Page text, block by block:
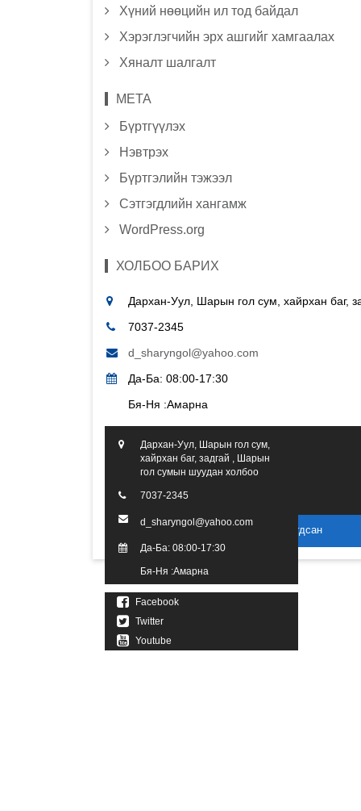
Хүний нөөцийн ил тод байдал
Хэрэглэгчийн эрх ашгийг хамгаалах
Хяналт шалгалт
МЕТА
Бүртгүүлэх
Нэвтрэх
Бүртгэлийн тэжээл
Сэтгэгдлийн хангамж
WordPress.org
ХОЛБОО БАРИХ
Дархан-Уул, Шарын гол сум, хайрхан баг,
7037-2345
d_sharyngol@yahoo.com
Да-Ба: 08:00-17:30
Бя-Ня :Амарна
Дархан-Уул, Шарын гол сум,
хайрхан баг, задгай , Шарын
гол сумын шуудан холбоо
7037-2345
d_sharyngol@yahoo.com
Да-Ба: 08:00-17:30
Бя-Ня :Амарна
Facebook
Twitter
Youtube
2016 он. Бүх эрх хуулиар хамгаалагдсан